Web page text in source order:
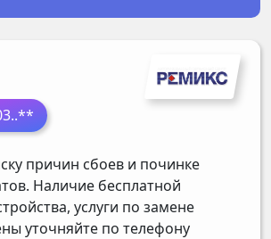
..**
причин сбоев и починке
Наличие бесплатной
услуги по замене
уточняйте по телефону